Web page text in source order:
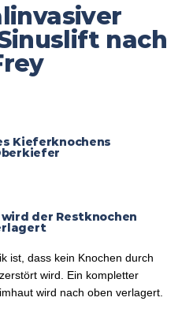
nach
Kieferknochens
der Restknochen
ist, dass kein Knochen durch
wird. Ein kompletter
wird nach oben verlagert.